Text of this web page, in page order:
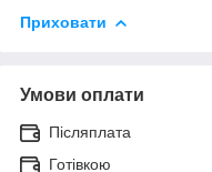
Приховати
Умови оплати
Післяплата
Готівкою